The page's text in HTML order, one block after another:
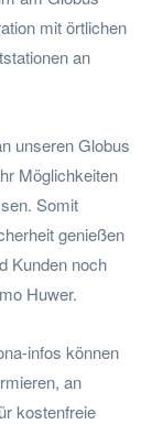
mit örtlichen
an
unseren Globus
Möglichkeiten
Somit
genießen
Kunden noch
Huwer.
infos können
an
kostenfreie